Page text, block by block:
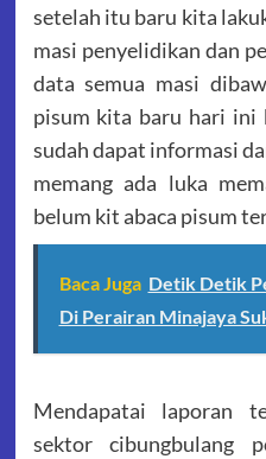
setelah itu baru kita
masi penyelidikan dan
data semua masi
pisum kita baru hari ini
sudah dapat informasi
memang ada luka
belum kit abaca pisum
Baca Juga Detik Detik
Di Perairan Minajaya
Mendapatai laporan
sektor cibungbulang